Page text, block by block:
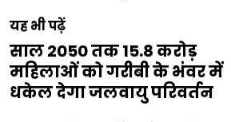
यह भी पढ़ें
साल 2050 तक 15.8 करोड़
महिलाओं को गरीबी के भंवर में
धकेल देगा जलवायु परिवर्तन